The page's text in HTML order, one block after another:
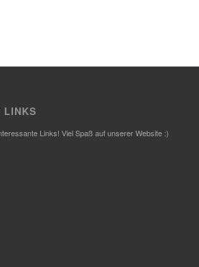
LINKS
Links! Viel Spaß auf unserer Website :)